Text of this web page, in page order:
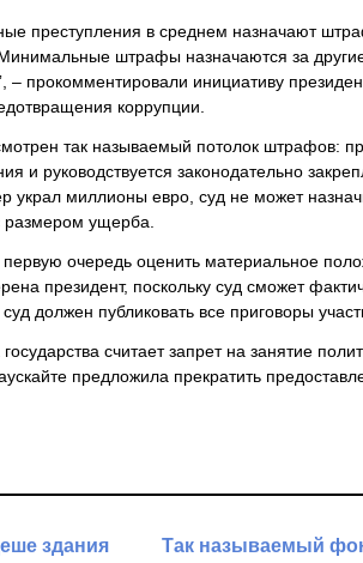
преступления в среднем назначают
штрафы назначаются за
– прокомментировали инициативу
коррупции.
так называемый потолок штрафов:
и руководствуется законодательно
украл миллионы евро, суд не может
размером ущерба.
очередь оценить материальное
президент, поскольку суд сможет
должен публиковать все приговоры
считает запрет на занятие
предложила прекратить
здания
Так называемый